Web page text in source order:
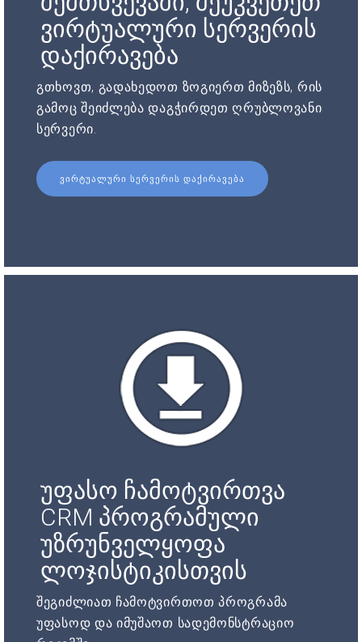
ვირტუალური სერვერის
დაქირავება
გთხოვთ, გადახედოთ ზოგიერთ მიზეზს, რის
გამოც შეიძლება დაგჭირდეთ ღრუბლოვანი
სერვერი.
ᲕᲘᲠᲢᲣᲐᲚᲣᲠᲘ ᲡᲔᲠᲕᲔᲠᲘᲡ ᲓᲐᲥᲘᲠᲐᲕᲔᲑᲐ
უფასო ჩამოტვირთვა
CRM პროგრამული
უზრუნველყოფა
ლოჯისტიკისთვის
შეგიძლიათ ჩამოტვირთოთ პროგრამა
უფასოდ და იმუშაოთ სადემონსტრაციო